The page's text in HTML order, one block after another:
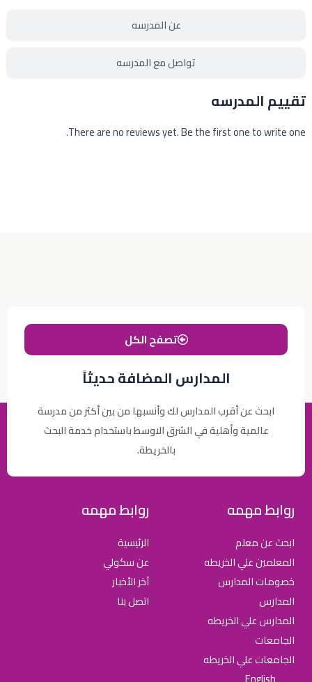
عن المدرسه
تواصل مع المدرسه
تقييم المدرسه
There are no reviews yet. Be the first one to write one.
المدارس المضافة حديثاً
ابحث عن أقرب المدارس لك وأنسبها من بين أكثر من مدرسة
عالمية وأهلية في الشرق الاوسط باستخدام خدمة البحث
بالخريطة.
تصفح الكل
روابط مهمه
ابحث عن معلم
المعلمين علي الخريطه
خصومات المدارس
المدارس
المدارس علي الخريطه
الجامعات
الجامعات علي الخريطه
روابط مهمه
الرئيسية
عن سكولي
آخر الأخبار
اتصل بنا